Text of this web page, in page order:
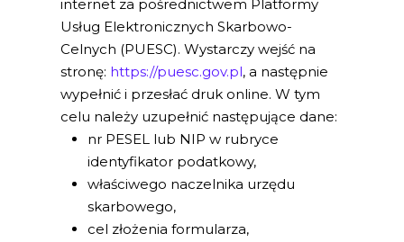
internet za pośrednictwem Platformy
Usług Elektronicznych Skarbowo-
Celnych (PUESC). Wystarczy wejść na
stronę: https://puesc.gov.pl, a następnie
wypełnić i przesłać druk online. W tym
celu należy uzupełnić następujące dane:
nr PESEL lub NIP w rubryce
identyfikator podatkowy,
właściwego naczelnika urzędu
skarbowego,
cel złożenia formularza,